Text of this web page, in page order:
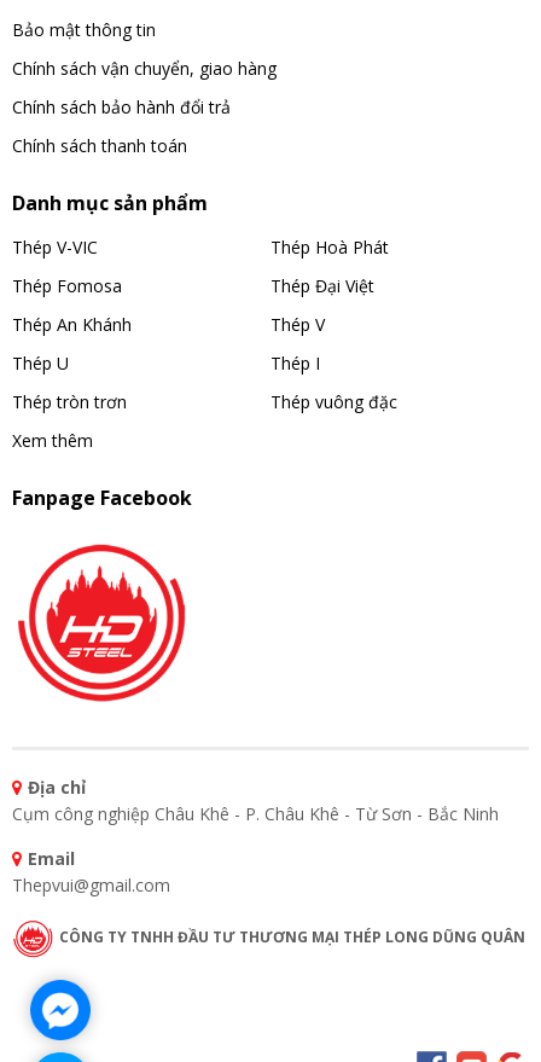
Bảo mật thông tin
Chính sách vận chuyển, giao hàng
Chính sách bảo hành đổi trả
Chính sách thanh toán
Danh mục sản phẩm
Thép V-VIC
Thép Hoà Phát
Thép Fomosa
Thép Đại Việt
Thép An Khánh
Thép V
Thép U
Thép I
Thép tròn trơn
Thép vuông đặc
Xem thêm
Fanpage Facebook
Địa chỉ
Cụm công nghiệp Châu Khê - P. Châu Khê - Từ Sơn - Bắc Ninh
Email
Thepvui@gmail.com
CÔNG TY TNHH ĐẦU TƯ THƯƠNG MẠI THÉP LONG DŨNG QUÂN